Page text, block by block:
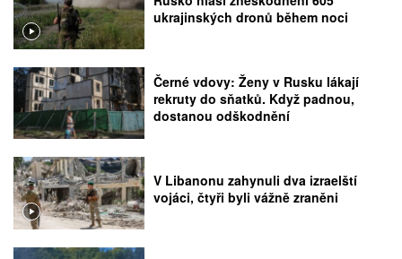
ukrajinských dronů během noci
Černé vdovy: Ženy v Rusku lákají
rekruty do sňatků. Když padnou,
dostanou odškodnění
V Libanonu zahynuli dva izraelští
vojáci, čtyři byli vážně zraněni